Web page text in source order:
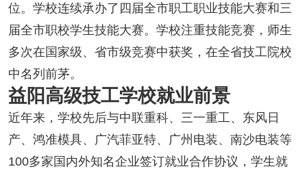
位。学校连续承办了四届全市职工职业技能大赛和三
届全市职校学生技能大赛。学校注重技能竞赛，师生
多次在国家级、省市级竞赛中获奖，在全省技工院校
中名列前茅。
益阳高级技工学校就业前景
近年来，学校先后与中联重科、三一重工、东风日
产、鸿准模具、广汽菲亚特、广州电装、南沙电装等
100多家国内外知名企业签订就业合作协议，学生就